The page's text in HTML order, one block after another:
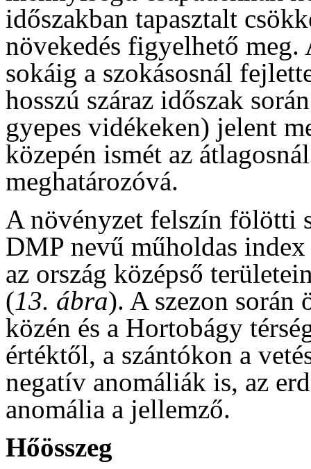
időszakban tapasztalt
növekedés figyelhető meg.
sokáig a szokásosnál
hosszú száraz időszak
gyepes vidékeken) jelent
közepén ismét az
meghatározóvá.
A növényzet felszín fölötti
DMP nevű műholdas
az ország középső
(13. ábra). A szezon során
közén és a Hortobágy
értéktől, a szántókon a
negatív anomáliák is, az
anomália a jellemző.
Hőösszeg